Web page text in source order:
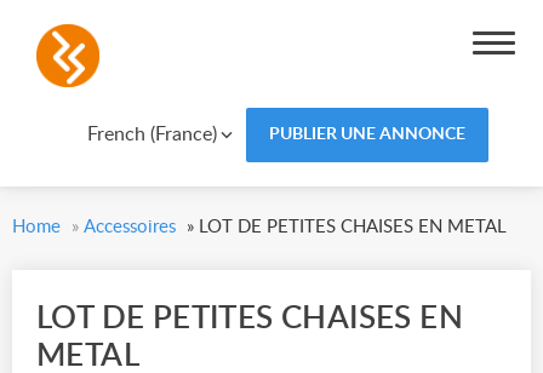
French (France) PUBLIER UNE ANNONCE
Home » Accessoires » LOT DE PETITES CHAISES EN METAL
LOT DE PETITES CHAISES EN
METAL